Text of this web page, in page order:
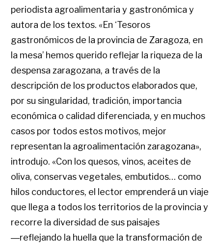
periodista agroalimentaria y gastronómica y
autora de los textos. «En ‘Tesoros
gastronómicos de la provincia de Zaragoza, en
la mesa’ hemos querido reflejar la riqueza de la
despensa zaragozana, a través de la
descripción de los productos elaborados que,
por su singularidad, tradición, importancia
económica o calidad diferenciada, y en muchos
casos por todos estos motivos, mejor
representan la agroalimentación zaragozana»,
introdujo. «Con los quesos, vinos, aceites de
oliva, conservas vegetales, embutidos… como
hilos conductores, el lector emprenderá un viaje
que llega a todos los territorios de la provincia y
recorre la diversidad de sus paisajes
―reflejando la huella que la transformación de